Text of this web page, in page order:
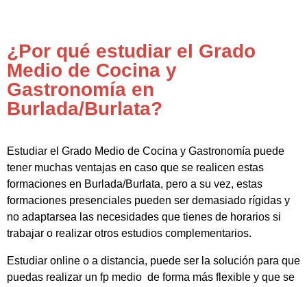
¿Por qué estudiar el Grado
Medio de Cocina y
Gastronomía en
Burlada/Burlata?
Estudiar el Grado Medio de Cocina y Gastronomía puede
tener muchas ventajas en caso que se realicen estas
formaciones en Burlada/Burlata, pero a su vez, estas
formaciones presenciales pueden ser demasiado rígidas y
no adaptarsea las necesidades que tienes de horarios si
trabajar o realizar otros estudios complementarios.
Estudiar online o a distancia, puede ser la solución para que
puedas realizar un fp medio de forma más flexible y que se